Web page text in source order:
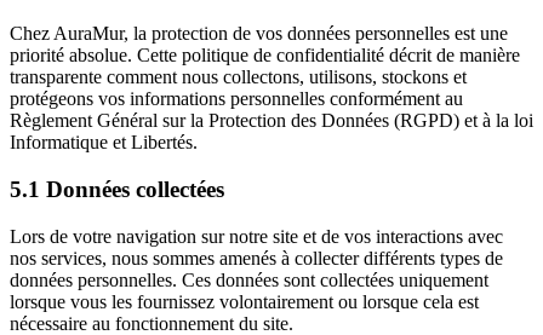
Chez AuraMur, la protection de vos données personnelles est une
priorité absolue. Cette politique de confidentialité décrit de manière
transparente comment nous collectons, utilisons, stockons et
protégeons vos informations personnelles conformément au
Règlement Général sur la Protection des Données (RGPD) et à la loi
Informatique et Libertés.
5.1 Données collectées
Lors de votre navigation sur notre site et de vos interactions avec
nos services, nous sommes amenés à collecter différents types de
données personnelles. Ces données sont collectées uniquement
lorsque vous les fournissez volontairement ou lorsque cela est
nécessaire au fonctionnement du site.